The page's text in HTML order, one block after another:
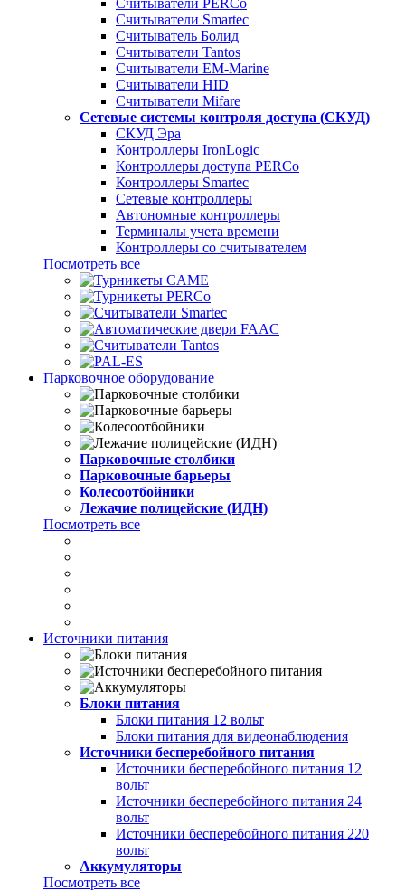
Считыватели PERCo
Считыватели Smartec
Считыватель Болид
Считыватели Tantos
Считыватели EM-Marine
Считыватели HID
Считыватели Mifare
Сетевые системы контроля доступа (СКУД)
СКУД Эра
Контроллеры IronLogic
Контроллеры доступа PERCo
Контроллеры Smartec
Сетевые контроллеры
Автономные контроллеры
Терминалы учета времени
Контроллеры со считывателем
Посмотреть все
Парковочное оборудование
Парковочные столбики
Парковочные барьеры
Колесоотбойники
Лежачие полицейские (ИДН)
Посмотреть все
Источники питания
Блоки питания
Блоки питания 12 вольт
Блоки питания для видеонаблюдения
Источники бесперебойного питания
Источники бесперебойного питания 12
вольт
Источники бесперебойного питания 24
вольт
Источники бесперебойного питания 220
вольт
Аккумуляторы
Посмотреть все